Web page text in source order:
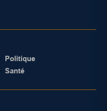
Politique
Santé